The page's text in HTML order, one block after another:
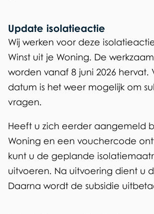
Update isolatieactie
Wij werken voor deze
Winst uit je Woning. De
worden vanaf 8 juni 2026 hervat.
datum is het weer mogelijk om
vragen.
Heeft u zich eerder aangemeld
Woning en een vouchercode
kunt u de geplande
uitvoeren. Na uitvoering dient u
Daarna wordt de subsidie